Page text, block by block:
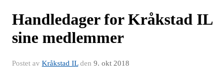
Handledager for Kråkstad IL
sine medlemmer
Postet av Kråkstad ILden 9. okt 2018